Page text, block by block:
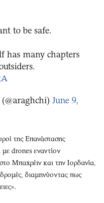
to be safe.
has many chapters
June 9,
της Επανάστασης
με drones εναντίον
Μπαχρέιν και την Ιορδανία,
διαμηνύοντας πως